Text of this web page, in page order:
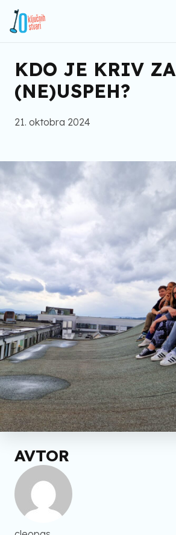
KDO JE KRIV
(NE)USPEH?
21. oktobra 2024
AVTOR